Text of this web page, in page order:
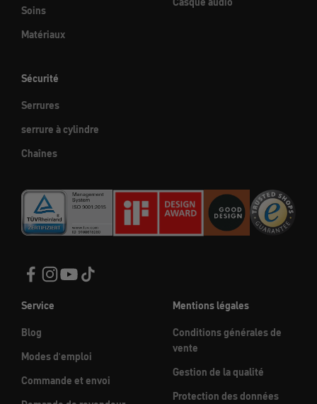
Soins
Matériaux
Sécurité
Serrures
serrure à cylindre
Chaînes
Service
Blog
Modes d'emploi
Commande et envoi
Mentions légales
Conditions générales de
vente
Gestion de la qualité
Protection des données